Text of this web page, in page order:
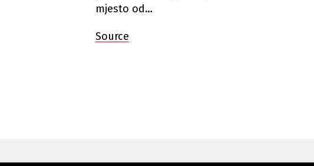
mjesto od…
Source